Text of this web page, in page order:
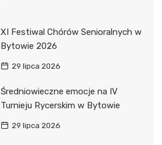
XI Festiwal Chórów Senioralnych w
Bytowie 2026
29 lipca 2026
Średniowieczne emocje na IV
Turnieju Rycerskim w Bytowie
29 lipca 2026